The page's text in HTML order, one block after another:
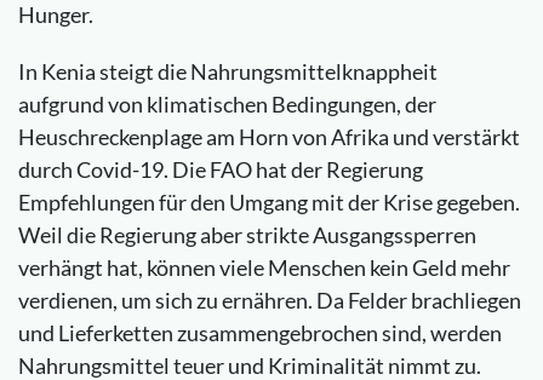
Hunger.
In Kenia steigt die Nahrungsmittelknappheit
aufgrund von klimatischen Bedingungen, der
Heuschreckenplage am Horn von Afrika und verstärkt
durch Covid-19. Die FAO hat der Regierung
Empfehlungen für den Umgang mit der Krise gegeben.
Weil die Regierung aber strikte Ausgangssperren
verhängt hat, können viele Menschen kein Geld mehr
verdienen, um sich zu ernähren. Da Felder brachliegen
und Lieferketten zusammengebrochen sind, werden
Nahrungsmittel teuer und Kriminalität nimmt zu.